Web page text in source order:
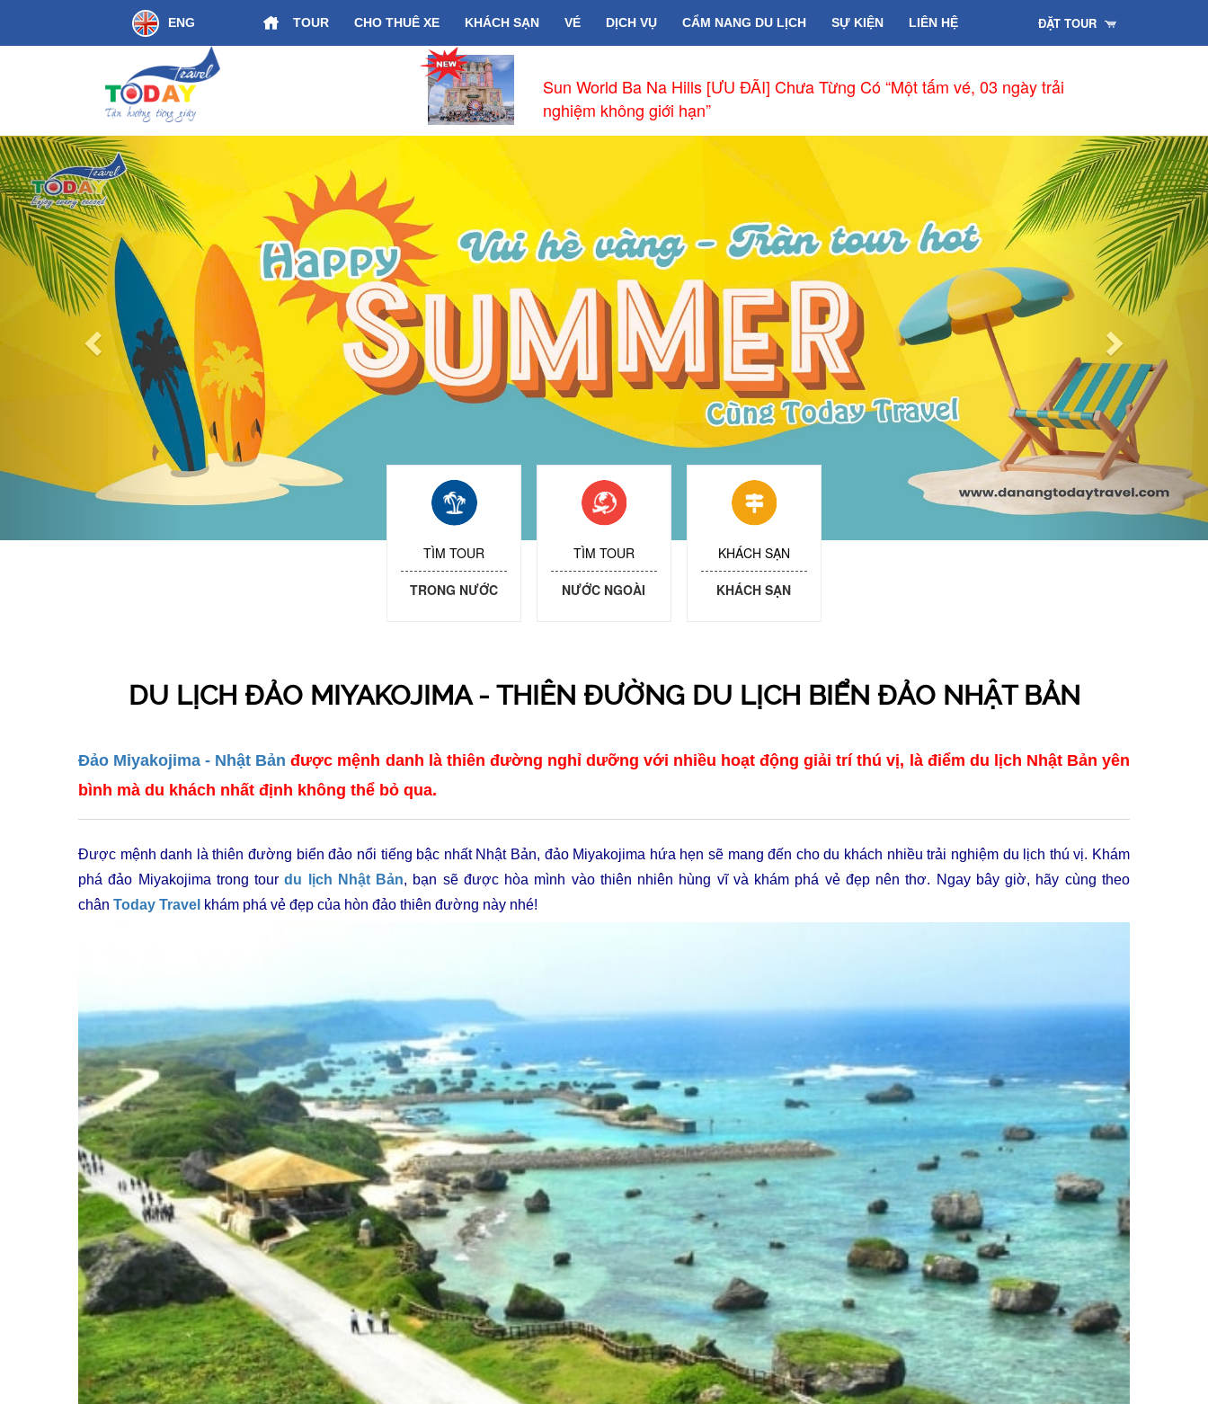
ENG TOUR CHO THUÊ XE KHÁCH SẠN VÉ DỊCH VỤ CẨM NANG DU LỊCH SỰ KIỆN LIÊN HỆ ĐẶT TOUR
ĐÃI] Chưa Từng Có “Một tấm vé, 03 ngày trải Chào Đón Đường Bay Thẳng Phnom Penh - Đà Nẵng từ 15/01/2026
Previous Next
TÌM TOUR
TRONG NƯỚC
TÌM TOUR
NƯỚC NGOÀI
KHÁCH SẠN
KHÁCH SẠN
DU LỊCH ĐẢO MIYAKOJIMA - THIÊN ĐƯỜNG DU LỊCH BIỂN ĐẢO NHẬT BẢN
Đảo Miyakojima - Nhật Bản được mệnh danh là thiên đường nghỉ dưỡng với nhiều hoạt động giải trí thú vị, là điểm du lịch Nhật Bản yên
bình mà du khách nhất định không thể bỏ qua.
Được mệnh danh là thiên đường biển đảo nổi tiếng bậc nhất Nhật Bản, đảo Miyakojima hứa hẹn sẽ mang đến cho du khách nhiều trải nghiệm du lịch thú vị. Khám
phá đảo Miyakojima trong tourdu lịch Nhật Bản, bạn sẽ được hòa mình vào thiên nhiên hùng vĩ và khám phá vẻ đẹp nên thơ. Ngay bây giờ, hãy cùng theo
chân Today Travel khám phá vẻ đẹp của hòn đảo thiên đường này nhé!